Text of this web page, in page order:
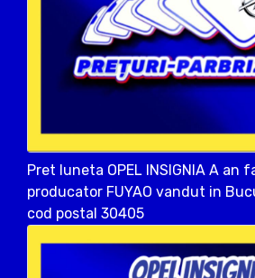
Pret luneta OPEL INSIGNIA A an
producator FUYAO vandut in
cod postal 30405